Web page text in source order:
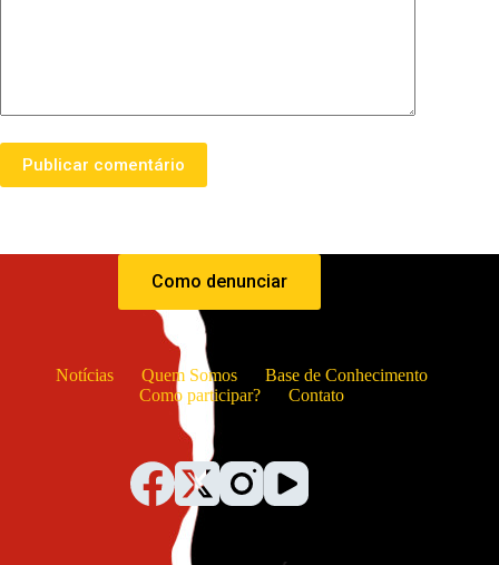
Publicar comentário
Como denunciar
Notícias Quem Somos
Base de Conhecimento
Como participar?
Contato